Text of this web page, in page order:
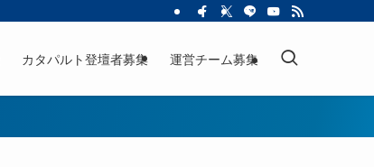
カタパルト登壇者募集 運営チーム募集